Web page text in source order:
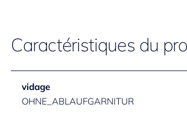
Caractéristiques du
vidage
OHNE_ABLAUFGARNITUR